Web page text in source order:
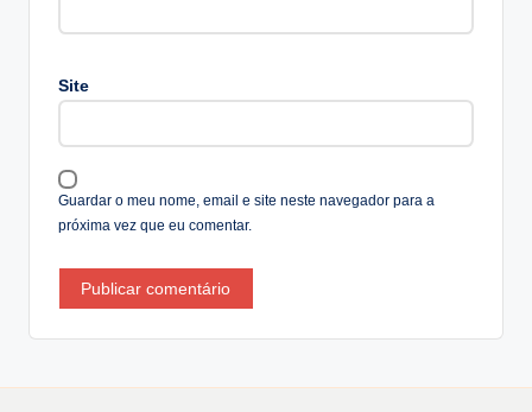
Site
Guardar o meu nome, email e site neste navegador para a
próxima vez que eu comentar.
ti
e
: